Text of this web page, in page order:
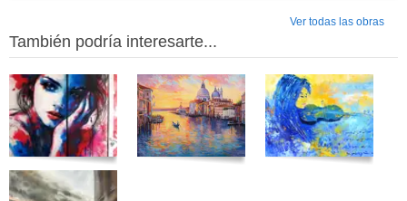
Ver todas las obras
También podría interesarte...